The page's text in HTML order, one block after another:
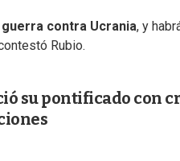
contra Ucrania, y
Rubio.
su pontificado con